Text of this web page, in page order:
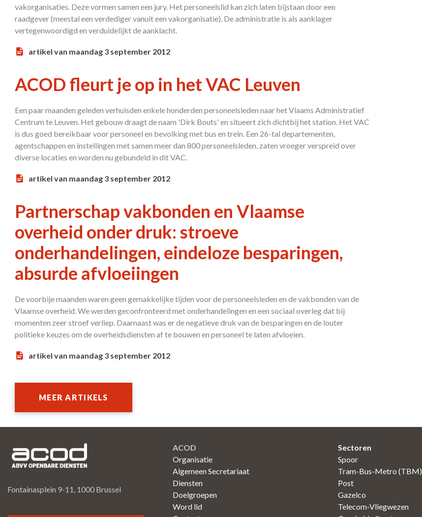
vakorganisaties. Deze vormen samen een jury. Het personeelslid kan zich laten bijstaan door een
raadgever (meestal een verdediger vanuit een vakorganisatie). De administratie is als aanklager
vertegenwoordigd en verduidelijkt de aanklacht.
artikel van maandag 3 september 2012
ACOD fleurt je op in het VAC Leuven
Een paar maanden geleden verhuisden enkele honderden personeelsleden naar het Vlaams Administratief
Centrum te Leuven. Het gebouw draagt de naam 'Dirk Bouts' en situeert zich dichtbij het station. Het VAC
is dus goed bereikbaar voor personeel en bevolking met bus en trein. Een 26-tal departementen,
agentschappen en instellingen met samen meer dan 800 personeelsleden, zaten vroeger verspreid over
diverse locaties en worden nu gebundeld in dit VAC.
artikel van maandag 3 september 2012
Partnerschap vakbonden en Vlaamse
overheid onder druk: stroeve
onderhandelingen, eindeloze besparingen,
absurde afvloeiingen
De voorbije maanden waren geen gemakkelijke tijden voor de personeelsleden en de vakbonden van de
Vlaamse overheid. We werden geconfronteerd met onderhandelingen en een sociaal overleg dat bij
momenten zeer stroef verliep. Daarnaast was er de negatieve druk van de besparingen en de louter
politieke keuzes om de overheidsdiensten af te bouwen en personeel te laten afvloeien.
artikel van maandag 3 september 2012
MEER ARTIKELS
Fontainasplein 9-11, 1000 Brussel
ACOD
Organisatie
Algemeen Secretariaat
Diensten
Doelgroepen
Word lid
Sectoren
Spoor
Tram-Bus-Metro (TBM)
Post
Gazelco
Telecom-Vliegwezen